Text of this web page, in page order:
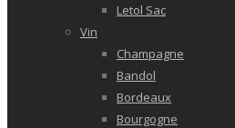
Letol Sac
Vin
Champagne
Bandol
Bordeaux
Bourgogne